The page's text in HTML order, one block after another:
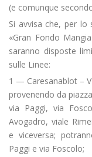
(e comunque
Si avvisa che, per lo
«Gran Fondo
saranno disposte
sulle Linee:
1 — Caresanablot –
provenendo da
via Paggi, via
Avogadro, viale
e viceversa;
Paggi e via Foscolo;